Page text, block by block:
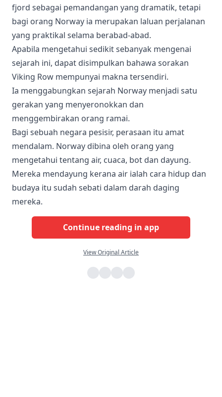
fjord sebagai pemandangan yang dramatik, tetapi
bagi orang Norway ia merupakan laluan perjalanan
yang praktikal selama berabad-abad.
Apabila mengetahui sedikit sebanyak mengenai
sejarah ini, dapat disimpulkan bahawa sorakan
Viking Row mempunyai makna tersendiri.
Ia menggabungkan sejarah Norway menjadi satu
gerakan yang menyeronokkan dan
menggembirakan orang ramai.
Bagi sebuah negara pesisir, perasaan itu amat
mendalam. Norway dibina oleh orang yang
mengetahui tentang air, cuaca, bot dan dayung.
Mereka mendayung kerana air ialah cara hidup dan
budaya itu sudah sebati dalam darah daging
mereka.
Continue reading in app
View Original Article